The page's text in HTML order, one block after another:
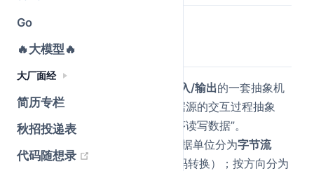
Go
🔥大模型🔥
大厂面经
简历专栏
秋招投递表
代码随想录
(opens new window)
简要回答
数据输入/输出的一套抽象机
制，核心思想是“将程序与数据源的交互过程抽象
为‘流’，像水流一样单向、顺序读写数据”。
IO流可按多个维度分类：按数据单位分为字节流
（8bit）和
（字节+编码转换）；按方向分为